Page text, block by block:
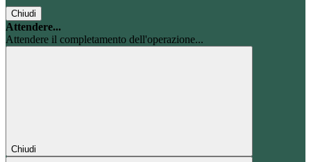
Chiudi
Attendere...
Attendere il completamento dell'operazione...
Chiudi